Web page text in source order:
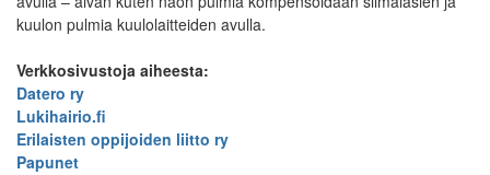
kuulon pulmia kuulolaitteiden avulla.
Verkkosivustoja aiheesta:
Datero ry
Lukihairio.fi
Erilaisten oppijoiden liitto ry
Papunet